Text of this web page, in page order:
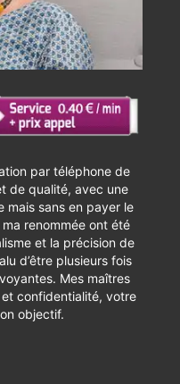
par téléphone de
de qualité, avec une
mais sans en payer le
renommée ont été
et la précision de
d’être plusieurs fois
Mes maîtres
confidentialité, votre
objectif.